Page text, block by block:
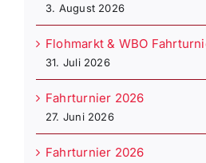
3. August 2026
Flohmarkt & WBO
31. Juli 2026
Fahrturnier 2026
27. Juni 2026
Fahrturnier 2026